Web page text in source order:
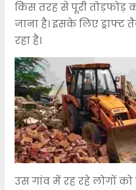
किस तरह से पूरी तोड़फोड़
जाना है। इसके लिए ड्राफ्ट
रहा है।
उस गांव में रह रहे लोगों